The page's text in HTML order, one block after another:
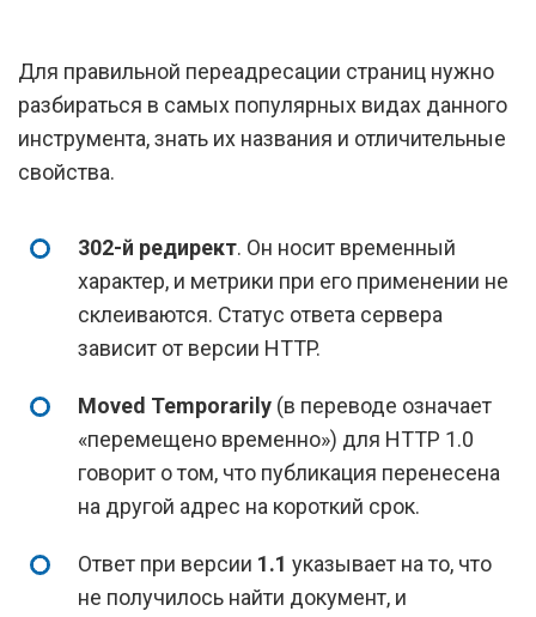
Для правильной переадресации страниц нужно
разбираться в самых популярных видах данного
инструмента, знать их названия и отличительные
свойства.
302-й редирект. Он носит временный
характер, и метрики при его применении не
склеиваются. Статус ответа сервера
зависит от версии HTTP.
Moved Temporarily (в переводе означает
«перемещено временно») для HTTP 1.0
говорит о том, что публикация перенесена
на другой адрес на короткий срок.
Ответ при версии 1.1 указывает на то, что
не получилось найти документ, и